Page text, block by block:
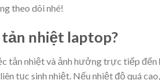
theo dõi nhé!
tản nhiệt laptop?
tản nhiệt và ảnh hưởng trực tiếp đến
tục sinh nhiệt. Nếu nhiệt độ quá